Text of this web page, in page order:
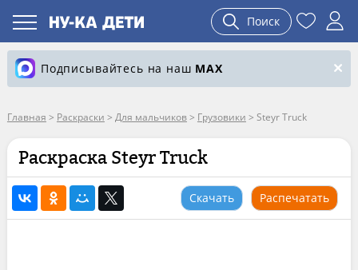
Поиск
Подписывайтесь на наш MAX
Главная > Раскраски > Для мальчиков> Грузовики > Steyr Truck
Раскраска Steyr Truck
Скачать Распечатать